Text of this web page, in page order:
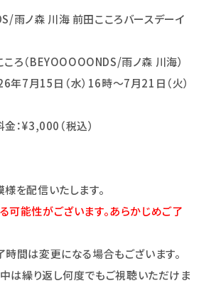
雨ノ森 川海 前田こころバースデーイ
ころ（BEYOOOOONDS/雨ノ森 川海）
年7月15日（水）16時～7月21日（火）
：¥3,000（税込）
を配信いたします。
能性がございます。あらかじめご了
間は変更になる場合もございます。
中は繰り返し何度でもご視聴いただけま